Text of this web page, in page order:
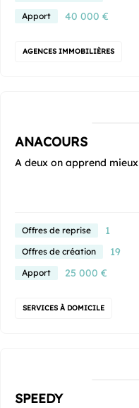
Apport 40 000 €
AGENCES IMMOBILIÈRES
ANACOURS
A deux on apprend mieux
Offres de reprise 1
Offres de création 19
Apport 25 000 €
SERVICES À DOMICILE
SPEEDY